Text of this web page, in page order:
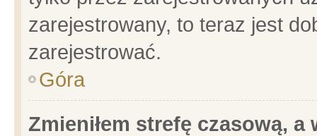
zarejestrowany, to teraz jest
zarejestrować.
Góra
Zmieniłem strefę czasową,